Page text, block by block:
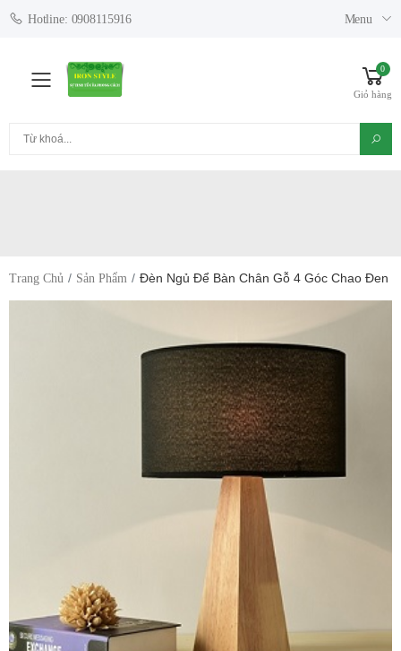
Hotline: 0908115916 Menu
Toggle mobile menu
0
Giỏ hàng
Trang Chủ Sản Phẩm Đèn Ngủ Để Bàn Chân Gỗ 4 Góc Chao Đen